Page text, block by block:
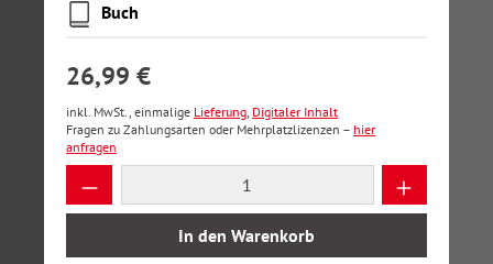
Buch
26,99 €
inkl. MwSt., einmalige Lieferung, Digitaler Inhalt
Fragen zu Zahlungsarten oder Mehrplatzlizenzen – hier
anfragen
Produkt Anzahl: Gib den gewünschten
In den Warenkorb